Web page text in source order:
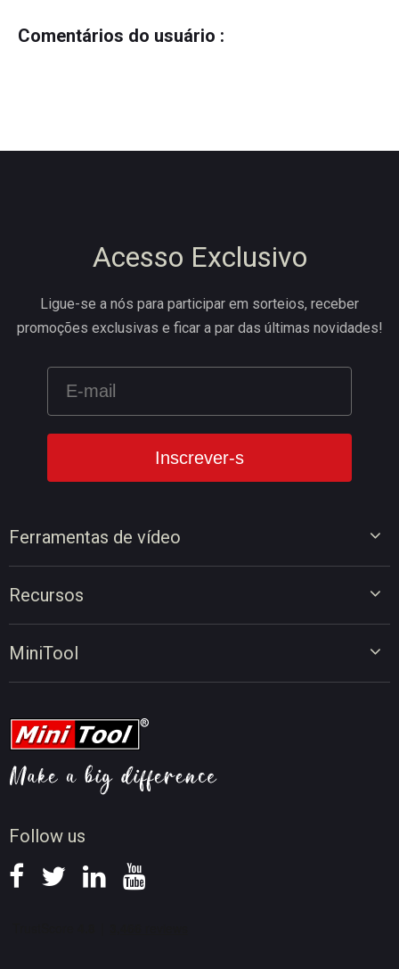
Comentários do usuário :
Ligue-se a nós para participar em sorteios, receber
promoções exclusivas e ficar a par das últimas novidades!